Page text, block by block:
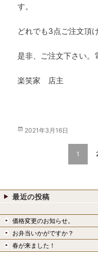
す。
どれでも3点ご注文頂
是非、ご注文下さい。
楽笑家 店主
投
2021年3月16日
1
最近の投稿
価格変更のお知らせ。
お弁当いかがですか？
春が来ました！